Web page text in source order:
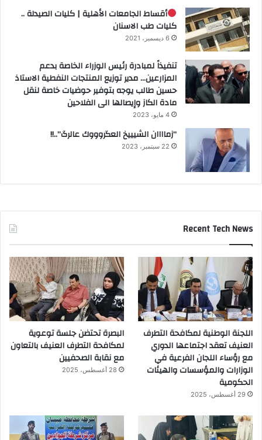
أقساط الجامعات الأهلية | كليات الصيدلة ..
كليات طب الاسنان
6 ديسمبر، 2021
تنفيذاً لمبادرة رئيس الوزراء الخاصة بدعم
المزارعين… مدير توزيع المنتجات النفطية الاستاذ
حسين طالب يوجه بتوفير حوضيات خاصة لنقل
مادة الكاز وإيصالها الى الفلاحين
4 مايو، 2023
“زماااان الشيييخ العگروووك عالرگ”..!!
22 سبتمبر، 2023
Recent Tech News
اللجنة الوطنية لمكافحة التطرف
العنيف تعقد اجتماعها الدوري
مع رؤساء اللجان الفرعية في
الوزارات والمؤسسات والهيئات
الحكومية
29 أغسطس، 2025
البصرة تحتضن جلسة توعوية
لمكافحة التطرف العنيف بالتعاون
مع نقابة الصحفيين
28 أغسطس، 2025